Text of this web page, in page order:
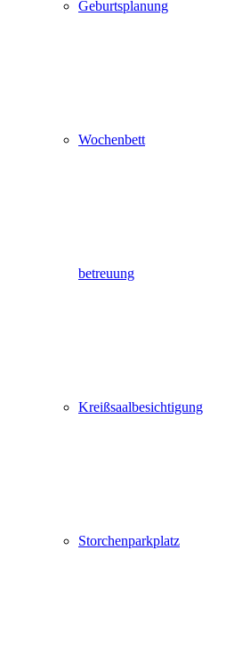
Geburtsplanung
Wochenbett
betreuung
Kreißsaalbesichtigung
Storchenparkplatz